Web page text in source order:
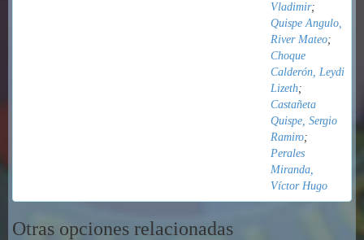
Vladimir;
Quispe Angulo,
River Mateo;
Choque
Calderón, Leydi
Lizeth;
Castañeta
Quispe, Sergio
Ramiro;
Perales
Miranda,
Víctor Hugo
Otras opciones relacionadas